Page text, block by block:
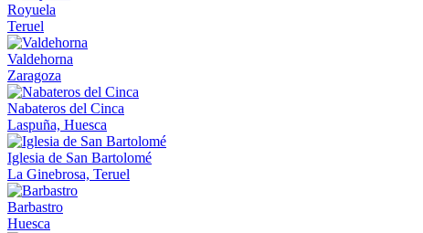
Royuela
Teruel
Valdehorna
Zaragoza
Nabateros del Cinca
Laspuña, Huesca
Iglesia de San Bartolomé
La Ginebrosa, Teruel
Barbastro
Huesca